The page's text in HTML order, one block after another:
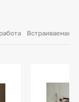
Встраиваемая